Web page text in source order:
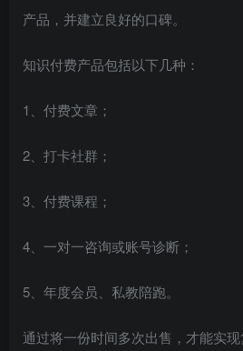
产品，并建立良好的口碑。
知识付费产品包括以下几种：
1、付费文章；
2、打卡社群；
3、付费课程；
4、一对一咨询或账号诊断；
5、年度会员、私教陪跑。
通过将一份时间多次出售，才能实现